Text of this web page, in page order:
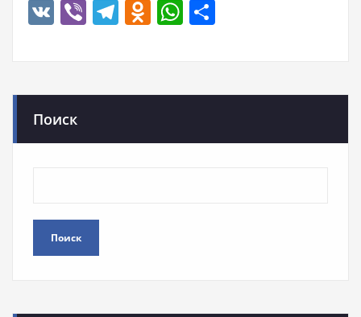
VK ViberTelegram
Odnoklassniki
WhatsApp
Поиск
Поиск